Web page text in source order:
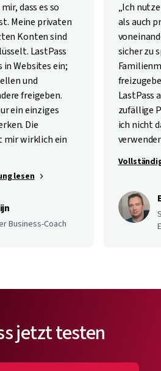
dass es so
Meine privaten
Konten sind
LastPass
Websites ein;
und
freigeben.
ein einziges
Die
mir wirklich ein
lesen
Business-Coach
„Ich
als auch
sicher zu
LastPass
zufällige
ich nicht
jetzt testen